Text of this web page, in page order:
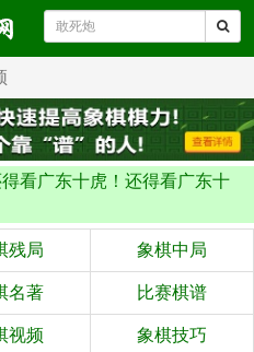
看广东十虎！还得看广东十
残局 象棋中局
名著 比赛棋谱
视频 象棋技巧